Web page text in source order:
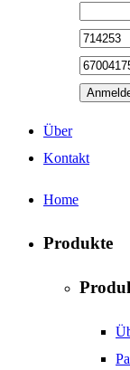
Über
Kontakt
Home
Produkte